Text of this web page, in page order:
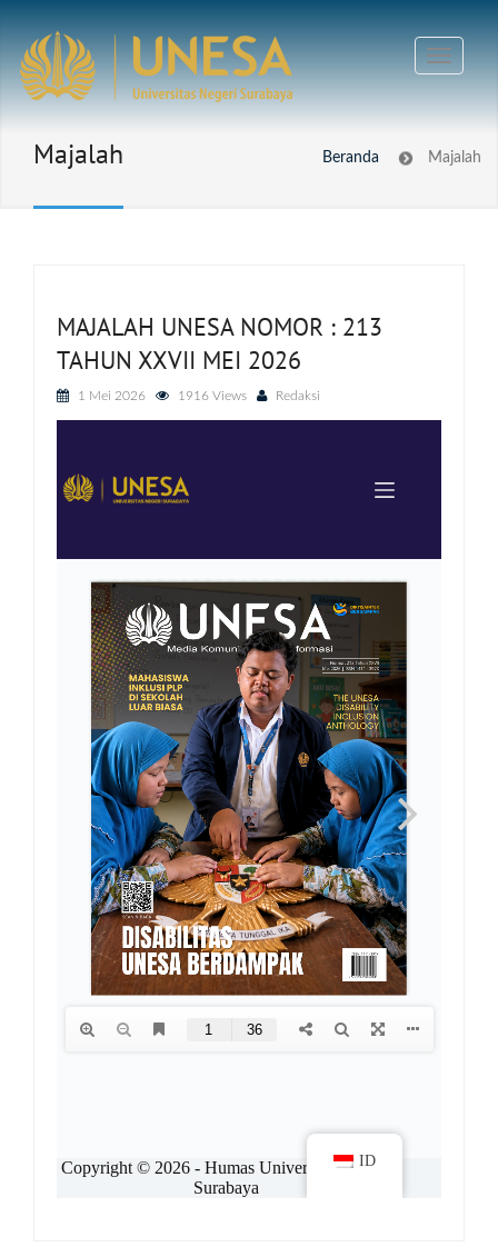
Majalah Beranda Majalah
MAJALAH UNESA NOMOR : 213
TAHUN XXVII MEI 2026
1 Mei 2026 1916 Views Redaksi